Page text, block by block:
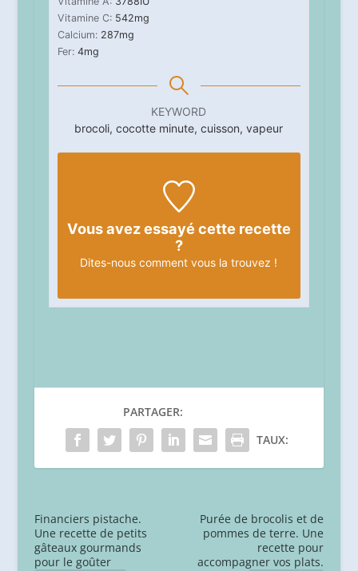
Vitamine C: 542mg
Calcium: 287mg
Fer: 4mg
KEYWORD
brocoli, cocotte minute, cuisson, vapeur
Vous avez essayé cette recette
?
Dites-nous comment vous la trouvez !
PARTAGER:
TAUX:
Financiers pistache.
Une recette de petits
gâteaux gourmands
pour le goûter
Purée de brocolis et de
pommes de terre. Une
recette pour
accompagner vos plats.